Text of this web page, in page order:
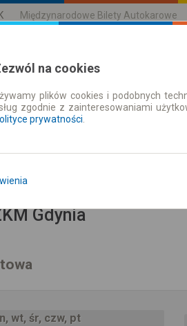
Międzynarodowe Bilety Autokarowe
Rozkład Jazdy | Bilety
Gdynia
wt, śr, czw, pt
na cookies
plików cookies i podobnych
zgodnie z zainteresowaniami
prywatności